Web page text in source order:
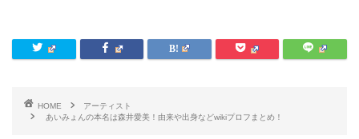
HOME
アーティスト
あいみょんの本名は森井愛美！由来や出身などwikiプロフまとめ！